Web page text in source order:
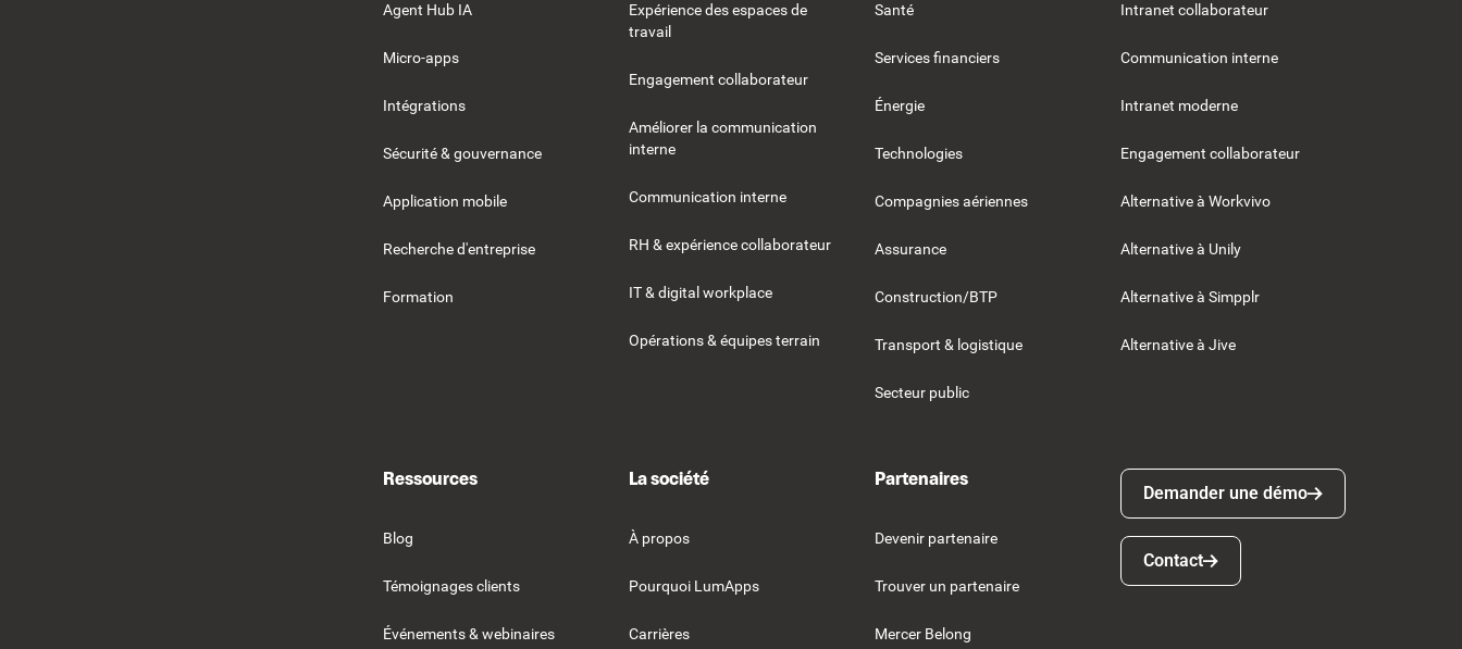
Agent Hub IA
Micro-apps
Intégrations
Sécurité & gouvernance
Application mobile
Recherche d'entreprise
Formation
Expérience des espaces de
travail
Engagement collaborateur
Améliorer la communication
interne
Communication interne
RH & expérience collaborateur
IT & digital workplace
Opérations & équipes terrain
Santé
Services financiers
Énergie
Technologies
Compagnies aériennes
Assurance
Construction/BTP
Transport & logistique
Secteur public
Intranet collaborateur
Communication interne
Intranet moderne
Engagement collaborateur
Alternative à Workvivo
Alternative à Unily
Alternative à Simpplr
Alternative à Jive
Ressources
Blog
Témoignages clients
Événements & webinaires
La société
À propos
Pourquoi LumApps
Carrières
Partenaires
Devenir partenaire
Trouver un partenaire
Mercer Belong
Demander une démo
Demander une démo
Contact
Contact